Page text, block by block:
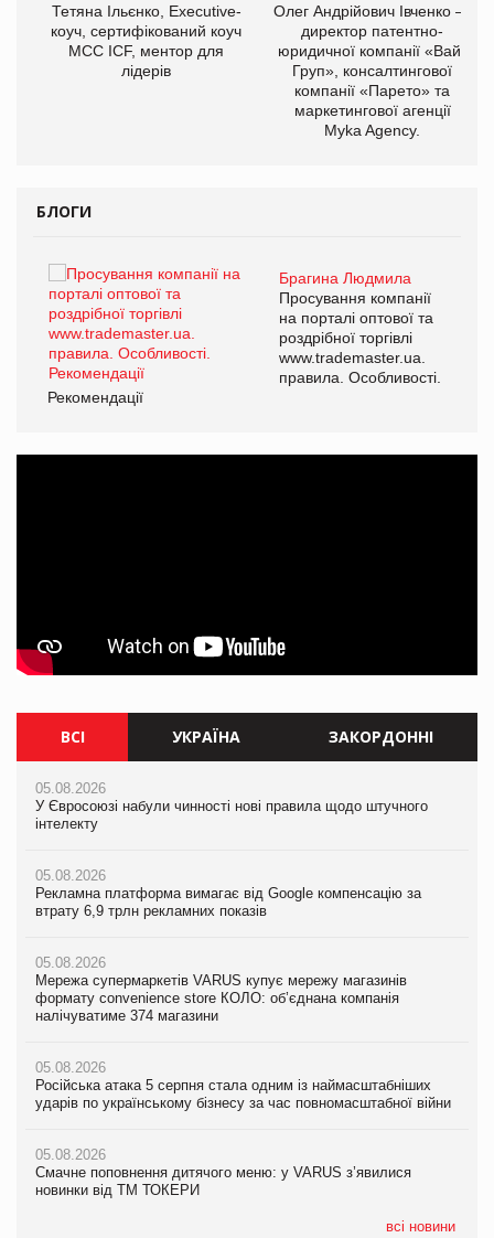
Тетяна Ільєнко, Executive-
коуч, сертифікований коуч
МСС ICF, ментор для
лідерів
Олег Андрійович Івченко —
директор патентно-
юридичної компанії «Вайз
Груп», консалтингової
компанії «Парето» та
маркетингової агенції
Myka Agency.
БЛОГИ
Брагина Людмила
Просування компанії
на порталі оптової та
роздрібної торгівлі
www.trademaster.ua.
правила. Особливості.
Рекомендації
ВСІ УКРАЇНА ЗАКОРДОННІ
05.08.2026
У Євросоюзі набули чинності нові правила щодо штучного
інтелекту
05.08.2026
Рекламна платформа вимагає від Google компенсацію за
втрату 6,9 трлн рекламних показів
05.08.2026
Мережа супермаркетів VARUS купує мережу магазинів
формату convenience store КОЛО: об’єднана компанія
налічуватиме 374 магазини
05.08.2026
Російська атака 5 серпня стала одним із наймасштабніших
ударів по українському бізнесу за час повномасштабної війни
05.08.2026
Смачне поповнення дитячого меню: у VARUS з’явилися
новинки від ТМ ТОКЕРИ
всі новини
05.08.2026
Мережа супермаркетів VARUS купує мережу магазинів
формату convenience store КОЛО: об’єднана компанія
05.08.2026
Російська атака 5 серпня стала одним із наймасштабніших
05.08.2026
Смачне поповнення дитячого меню: у VARUS з’явилися
новинки від ТМ ТОКЕРИ
05.08.2026
Сергій Лісунов про заморожені хлібобулочні вироби на
PrivateLabel&FMCG Master 2026
04.08.2026
Через атаку РФ у Дніпрі пошкоджено склад шоколаду
Millennium
05.08.2026
У Євросоюзі набули чинності нові правила щодо штучного
інтелекту
05.08.2026
Рекламна платформа вимагає від Google компенсацію за
втрату 6,9 трлн рекламних показів
05.08.2026
Adidas витратила понад $1 млрд на маркетинг за квартал
продуктів